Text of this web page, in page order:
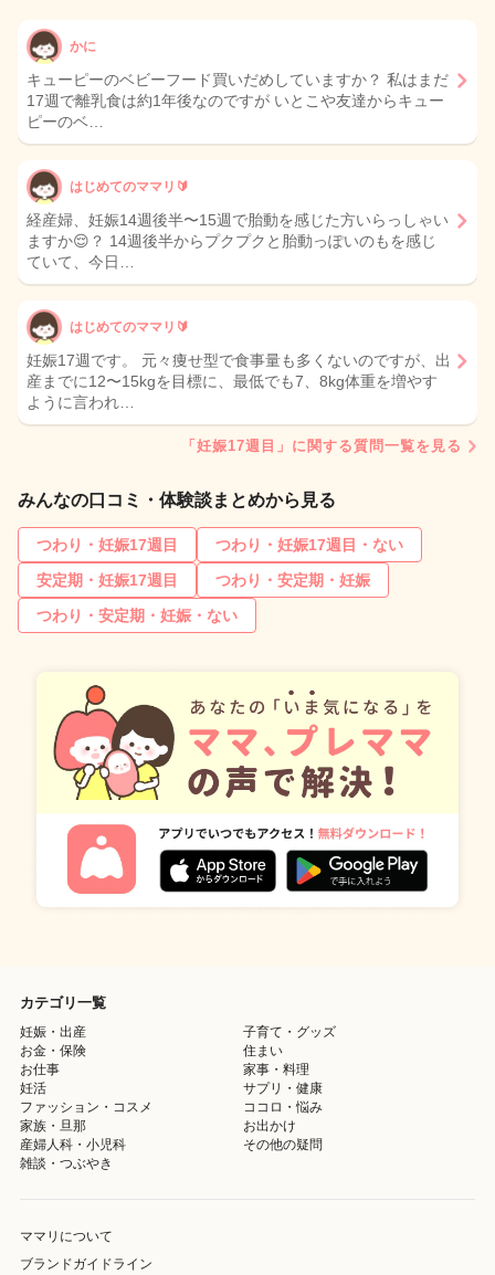
かに
キューピーのベビーフード買いだめしていますか？ 私はまだ
17週で離乳食は約1年後なのですが いとこや友達からキュー
ピーのベ…
はじめてのママリ🔰
経産婦、妊娠14週後半〜15週で胎動を感じた方いらっしゃい
ますか😌？ 14週後半からプクプクと胎動っぽいのもを感じ
ていて、今日…
はじめてのママリ🔰
妊娠17週です。 元々痩せ型で食事量も多くないのですが、出
産までに12〜15kgを目標に、最低でも7、8kg体重を増やす
ように言われ…
「妊娠17週目」に関する質問一覧を見る
みんなの口コミ・体験談まとめから見る
つわり・妊娠17週目
つわり・妊娠17週目・ない
安定期・妊娠17週目
つわり・安定期・妊娠
つわり・安定期・妊娠・ない
カテゴリ一覧
妊娠・出産
子育て・グッズ
お金・保険
住まい
お仕事
家事・料理
妊活
サプリ・健康
ファッション・コスメ
ココロ・悩み
家族・旦那
お出かけ
産婦人科・小児科
その他の疑問
雑談・つぶやき
ママリについて
ブランドガイドライン